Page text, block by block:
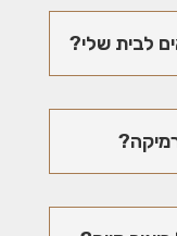
לבית שלי?